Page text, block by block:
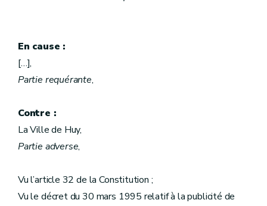
En cause :
[…],
Partie requérante,
Contre :
La Ville de Huy,
Partie adverse,
Vu l’article 32 de la Constitution ;
Vu le décret du 30 mars 1995 relatif à la publicité de